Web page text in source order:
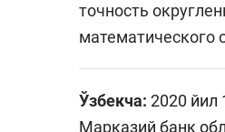
точность
математического
Ўзбекча: 2020 йил
Марказий банк